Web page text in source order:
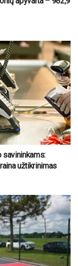
savininkams:
užtikrinimas